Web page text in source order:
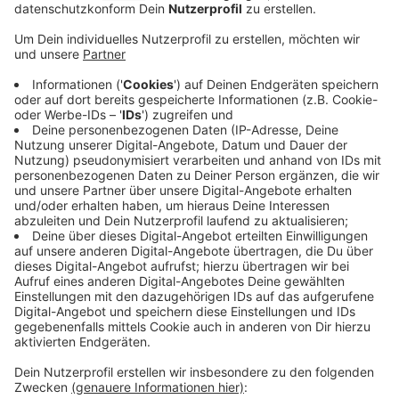
Veröffentlicht:Freitag, 21.02.2025 14:28
Von der Rheinbahn heisst es: Das Shuttle sei von
vielen Interessierten, darunter auch politischen und
wirtschaftlichen Vertretern, gut aufgenommen
worden. Das Shuttle bietet Platz für bis zu zehn
Fahrgäste, darunter auch einen barrierefreien Sitzplatz,
und verfügt über eine elektrische Reichweite von
etwa 100 Kilometern. Die Rheinbahn plant, die
Technologie weiterzuentwickeln und in zukünftige
Mobilitätsangebote zu integrieren. Bei uns im Kreis
Mettmann gibt es bereits autonome Busse - seit
Anfang 2020 fahren sie durch Monheim.
Anzeige